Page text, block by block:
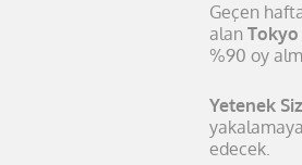
Geçen
alan
%90 oy
Yetenek
edecek.